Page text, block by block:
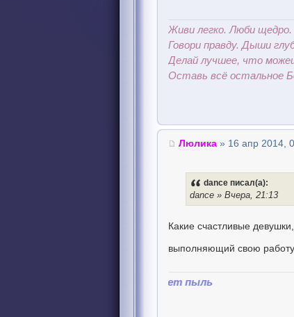
Живи легко. Люби щедро.
Говори правду. Дыши
Делай лучшее, что
Оставь всё остальное
Люлика » 16 апр 2014,
dance писал(а):
dance » Вчера, 21:13
Какие счастливые
выполняющий свою